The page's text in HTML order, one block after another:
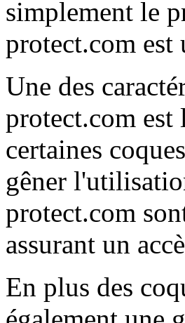
simplement le
protect.com
Une des
protect.com est
certaines
gêner
protect.com
assurant un
En plus des